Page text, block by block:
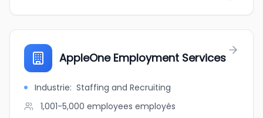
AppleOne Employment Services
Industrie: Staffing and Recruiting
1,001-5,000 employees employés